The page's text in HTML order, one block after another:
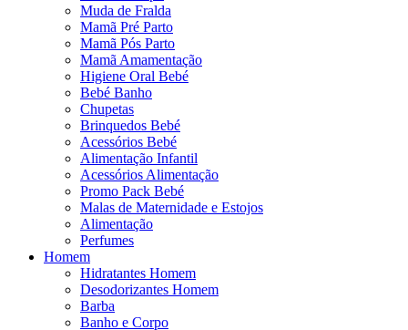
Muda de Fralda
Mamã Pré Parto
Mamã Pós Parto
Mamã Amamentação
Higiene Oral Bebé
Bebé Banho
Chupetas
Brinquedos Bebé
Acessórios Bebé
Alimentação Infantil
Acessórios Alimentação
Promo Pack Bebé
Malas de Maternidade e Estojos
Alimentação
Perfumes
Homem
Hidratantes Homem
Desodorizantes Homem
Barba
Banho e Corpo